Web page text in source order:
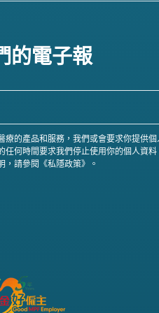
的電子報
療的產品和服務，我們或會要求你提供
任何時間要求我們停止使用你的個人資
，請參閱《私隱政策》。